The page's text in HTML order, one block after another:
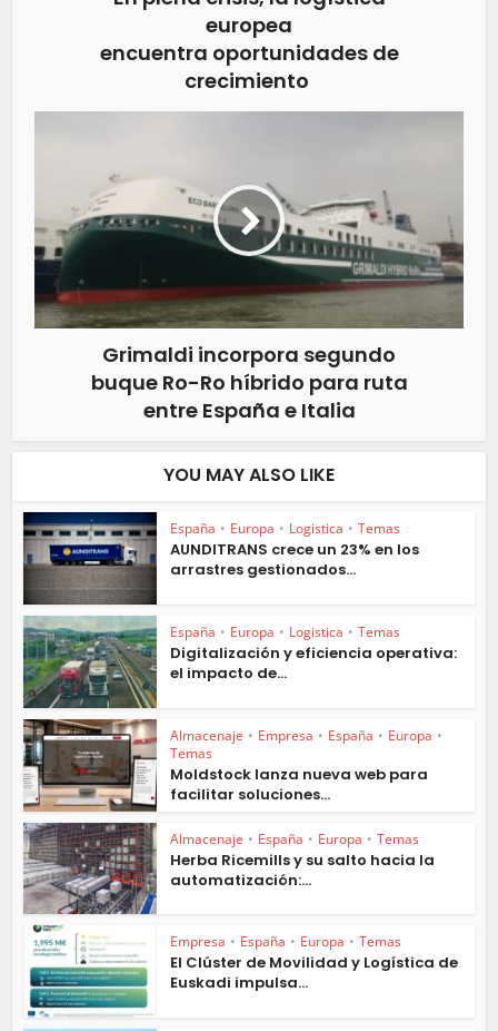
europea
encuentra oportunidades de
crecimiento
Grimaldi incorpora segundo
buque Ro-Ro híbrido para ruta
entre España e Italia
YOU MAY ALSO LIKE
España • Europa • Logistica • Temas
AUNDITRANS crece un 23% en los
arrastres gestionados...
España • Europa • Logistica • Temas
Digitalización y eficiencia operativa:
el impacto de...
Almacenaje • Empresa • España • Europa •
Temas
Moldstock lanza nueva web para
facilitar soluciones...
Almacenaje • España • Europa • Temas
Herba Ricemills y su salto hacia la
automatización:...
Empresa • España • Europa • Temas
El Clúster de Movilidad y Logística de
Euskadi impulsa...